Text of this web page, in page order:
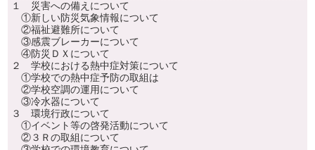
１ 災害への備えについて
①新しい防災気象情報について
②福祉避難所について
③感震ブレーカーについて
④防災ＤＸについて
２ 学校における熱中症対策について
①学校での熱中症予防の取組は
②学校空調の運用について
③冷水器について
３ 環境行政について
①イベント等の啓発活動について
②３Ｒの取組について